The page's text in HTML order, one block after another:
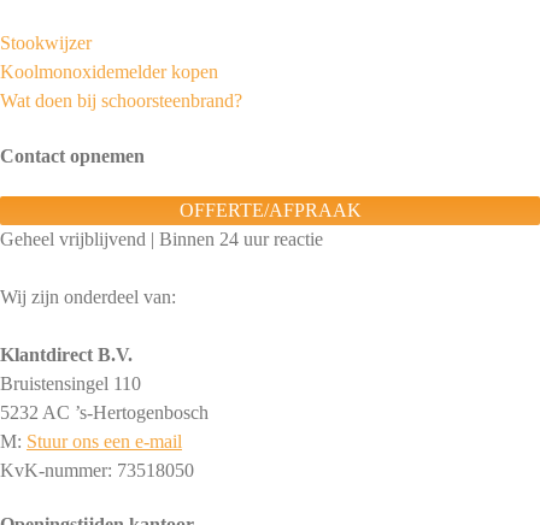
Stookwijzer
Koolmonoxidemelder kopen
Wat doen bij schoorsteenbrand?
Contact opnemen
OFFERTE/AFPRAAK
Geheel vrijblijvend | Binnen 24 uur reactie
Wij zijn onderdeel van:
Klantdirect B.V.
Bruistensingel 110
5232 AC ’s-Hertogenbosch
M: Stuur ons een e-mail
KvK-nummer: 73518050